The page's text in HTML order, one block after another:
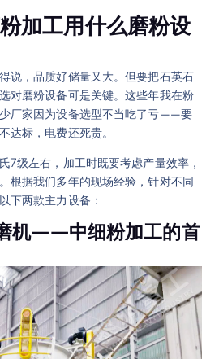
加工用什么磨粉设
说，品质好储量又大。但要把石英石
对磨粉设备可是关键。这些年我在粉
厂家因为设备选型不当吃了亏——要
达标，电费还死贵。
7级左右，加工时既要考虑产量效率，
根据我们多年的现场经验，针对不同
下两款主力设备：
机——中细粉加工的首